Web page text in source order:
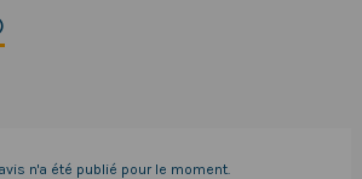
n'a été publié pour le moment.